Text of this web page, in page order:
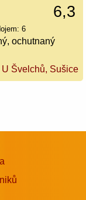
6,3
6
ochutnaný
U Švelchů, Sušice